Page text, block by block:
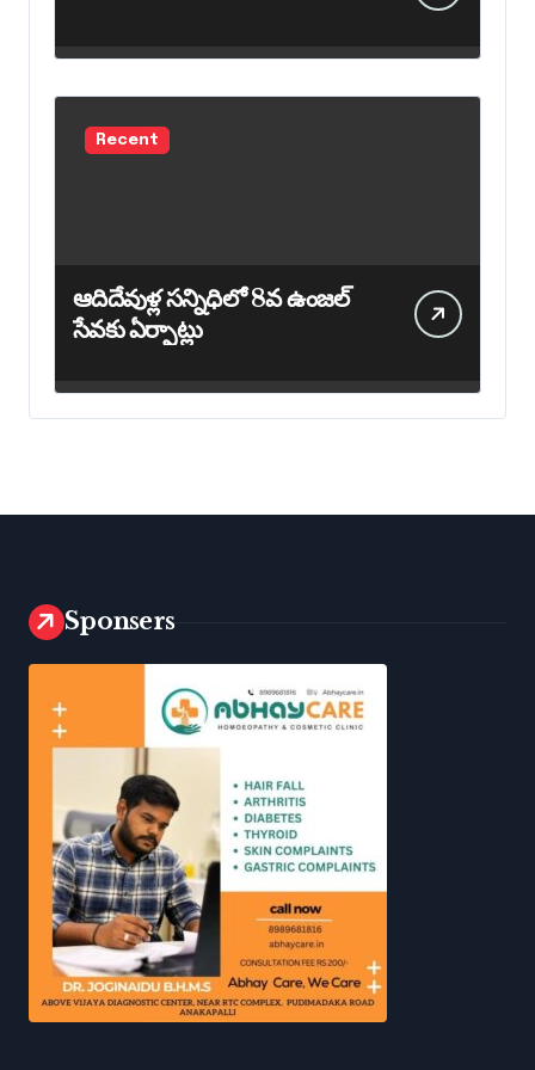
Recent
ఆదిదేవుళ్ల సన్నిధిలో 8వ ఉంజల్
సేవకు ఏర్పాట్లు
Sponsers